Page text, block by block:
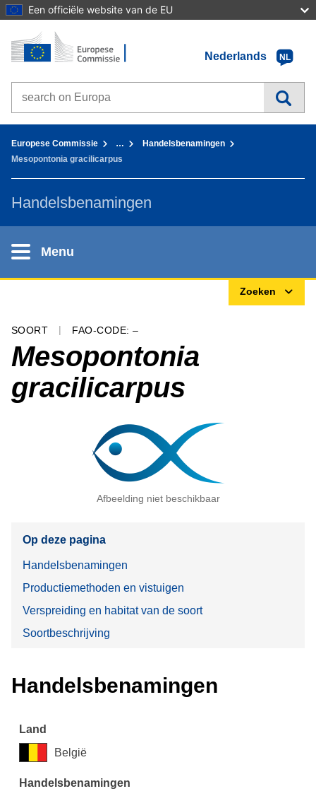
Een officiële website van de EU
Ga naar de inhoud
Home - Europese Commissie
Nederlands
NL
Search on Europa websites
Europese Commissie …
Handelsbenamingen
Mesopontonia gracilicarpus
Handelsbenamingen
Menu
Zoeken
SOORT FAO-CODE: –
Mesopontonia
gracilicarpus
Afbeelding niet beschikbaar
Op deze pagina
Handelsbenamingen
Productiemethoden en vistuigen
Verspreiding en habitat van de soort
Soortbeschrijving
Handelsbenamingen
België